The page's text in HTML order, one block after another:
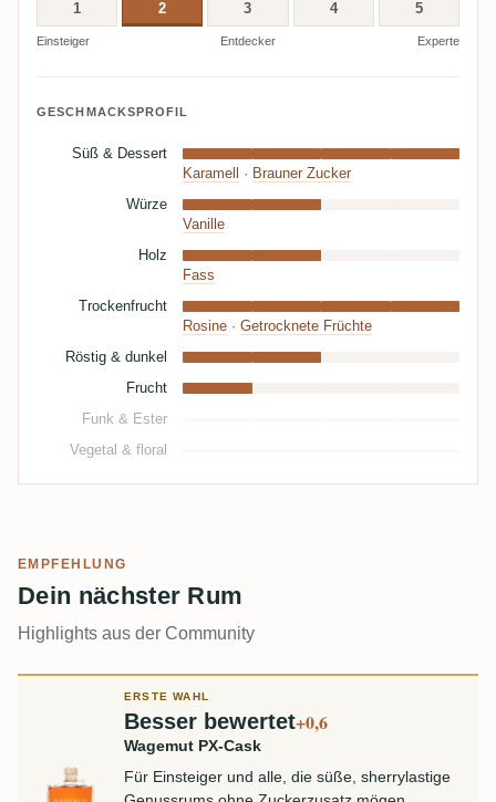
1 2 3 4 5
Einsteiger Entdecker Experte
GESCHMACKSPROFIL
Süß & Dessert
Karamell · Brauner Zucker
Würze
Vanille
Holz
Fass
Trockenfrucht
Rosine · Getrocknete Früchte
Röstig & dunkel
Frucht
Funk & Ester
Vegetal & floral
EMPFEHLUNG
Dein nächster Rum
Highlights aus der Community
ERSTE WAHL
Besser bewertet+0,6
Wagemut PX-Cask
Für Einsteiger und alle, die süße, sherrylastige